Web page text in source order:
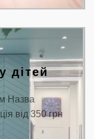
дітей
Назва
від 350 грн